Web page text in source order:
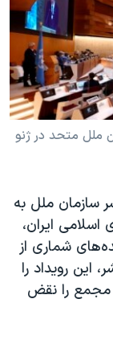
ملل متحد در ژنو
ملل به
ایران،
شماری از
این رویداد را
مجمع را نقض